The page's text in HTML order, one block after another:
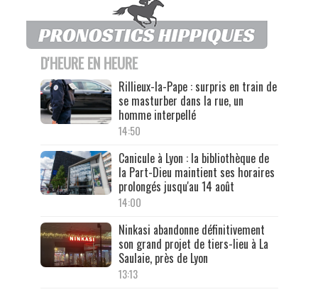
D'HEURE EN HEURE
Rillieux-la-Pape : surpris en train de
se masturber dans la rue, un
homme interpellé
14:50
Canicule à Lyon : la bibliothèque de
la Part-Dieu maintient ses horaires
prolongés jusqu'au 14 août
14:00
Ninkasi abandonne définitivement
son grand projet de tiers-lieu à La
Saulaie, près de Lyon
13:13